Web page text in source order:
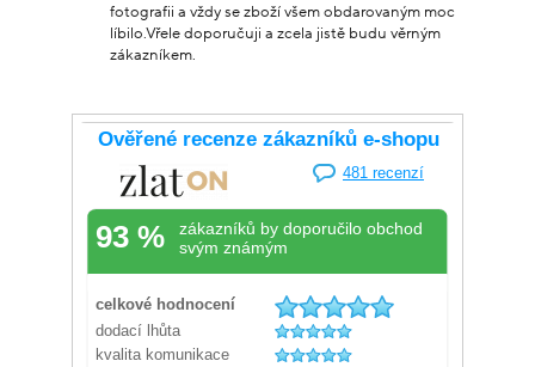
fotografii a vždy se zboží všem obdarovaným moc
líbilo.Vřele doporučuji a zcela jistě budu věrným
zákazníkem.